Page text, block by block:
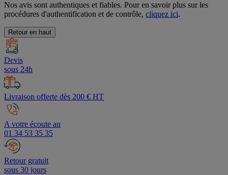
Nos avis sont authentiques et fiables. Pour en savoir plus sur les
procédures d'authentification et de contrôle, cliquez ici.
Retour en haut
Devis
sous 24h
Livraison offerte dès 200 € HT
A votre écoute au
01 34 53 35 35
Retour gratuit
sous 30 jours